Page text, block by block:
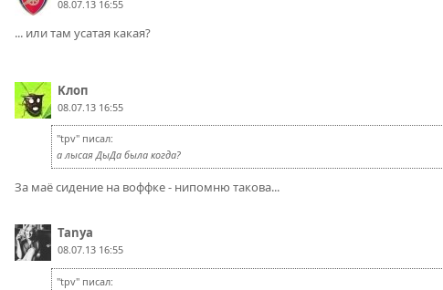
08.07.13 16:55
... или там усатая какая?
Kлоп
08.07.13 16:55
"tpv" писал:
а лысая ДыДа была когда?
За маё сидение на воффке - нипомню такова...
Tanya
08.07.13 16:55
"tpv" писал: